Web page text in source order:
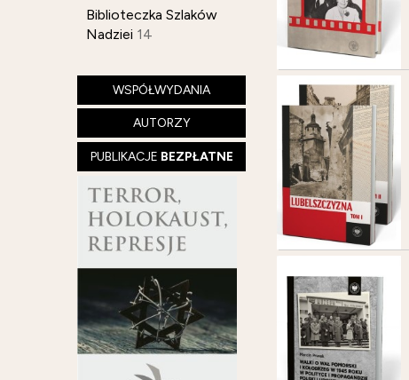
Biblioteczka Szlaków
Nadziei 14
WSPÓŁWYDANIA
AUTORZY
PUBLIKACJE BEZPŁATNE